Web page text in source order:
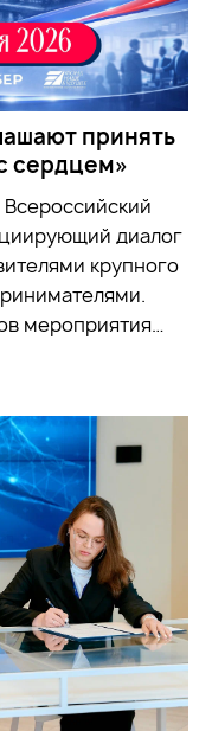
принять
сердцем»
диалог
крупного
мероприятия…